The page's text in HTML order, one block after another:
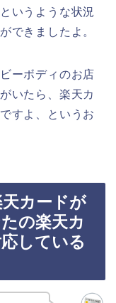
いうような状況
できましたよ。
ーボディのお店
いたら、楽天カ
すよ、というお
カードが
の楽天カ
している